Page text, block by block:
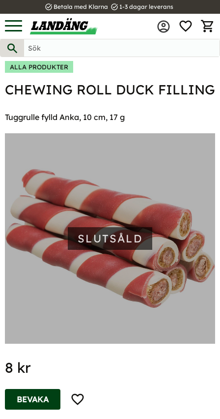
Meny
task_alt Betala med Klarna task_alt 1-3 dagar leverans
ALLA PRODUKTER
CHEWING ROLL DUCK FILLING
Tuggrulle fylld Anka, 10 cm, 17 g
SLUTSÅLD
8 kr
Lägg till i favoriter
BEVAKA